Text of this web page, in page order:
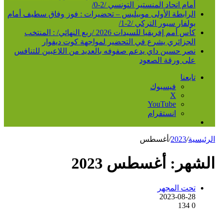
أمام اتحاد المنستير التونسي /2-0/
الرابطة الأولى موبيليس – تحضيرات : فوز وفاق سطيف أمام
بولفار سبور التركي /2-1/
كأس أمم إفريقيا للسيدات 2026 /ربع النهائي/ : المنتخب
الجزائري يشرع في التحضير لمواجهة كوت ديفوار
نصر حسين داي يدعم صفوفه بالعديد من اللاعبين للتنافس
على ورقة الصعود
تابعنا
فيسبوك
‫X
‫YouTube
انستقرام
جانبيالرئيسية/
2023
/ أغسطس
الشهر: أغسطس 2023
تحت المجهر
2023-08-28
0